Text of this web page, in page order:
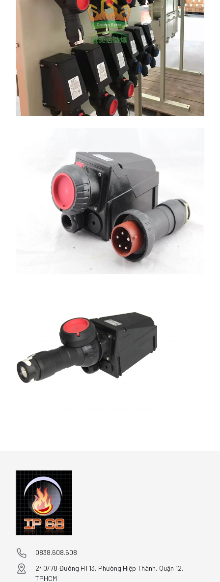
0838.608.608
240/78 Đường HT13, Phường Hiệp Thành, Quận 12,
TPHCM